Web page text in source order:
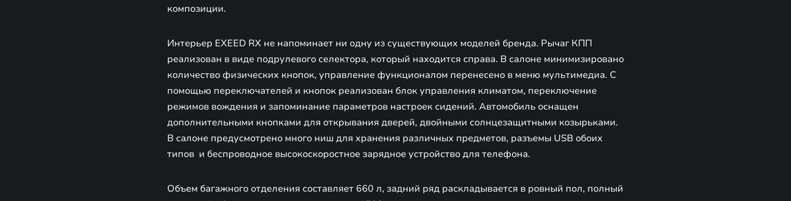
композиции.
Интерьер EXEED RX не напоминает ни одну из существующих моделей бренда. Рычаг КПП
реализован в виде подрулевого селектора, который находится справа. В салоне минимизировано
количество физических кнопок, управление функционалом перенесено в меню мультимедиа. С
помощью переключателей и кнопок реализован блок управления климатом, переключение
режимов вождения и запоминание параметров настроек сидений. Автомобиль оснащен
дополнительными кнопками для открывания дверей, двойными солнцезащитными козырьками.
В салоне предусмотрено много ниш для хранения различных предметов, разъемы USB обоих
типов и беспроводное высокоскоростное зарядное устройство для телефона.
Объем багажного отделения составляет 660 л, задний ряд раскладывается в ровный пол, полный